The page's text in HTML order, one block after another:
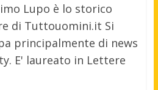
Lupo è lo storico
di Tuttouomini.it Si
principalmente di news
E' laureato in Lettere